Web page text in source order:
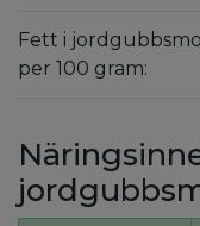
Fett i
per 100 gram: